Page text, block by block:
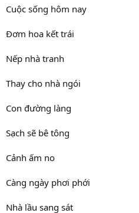
Cuộc sống hôm nay
Đơm hoa kết trái
Nếp nhà tranh
Thay cho nhà ngói
Con đường làng
Sạch sẽ bê tông
Cảnh ấm no
Càng ngày phơi phới
Nhà lầu sang sát